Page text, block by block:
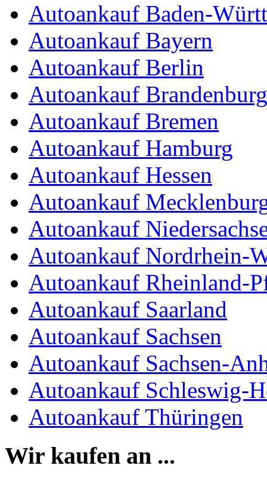
Autoankauf Baden-
Autoankauf Bayern
Autoankauf Berlin
Autoankauf Brandenburg
Autoankauf Bremen
Autoankauf Hamburg
Autoankauf Hessen
Autoankauf
Autoankauf
Autoankauf Nordrhein-
Autoankauf Rheinland-
Autoankauf Saarland
Autoankauf Sachsen
Autoankauf Sachsen-
Autoankauf Schleswig-
Autoankauf Thüringen
Wir kaufen an ...